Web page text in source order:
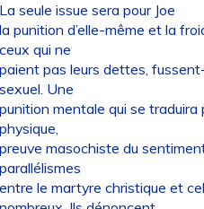
seule issue sera pour Joe
punition d’elle-même et la
qui ne
pas leurs dettes,
Une
mentale qui se
masochiste du
le martyre christique et